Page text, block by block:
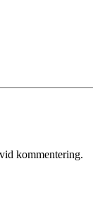
kommentering.